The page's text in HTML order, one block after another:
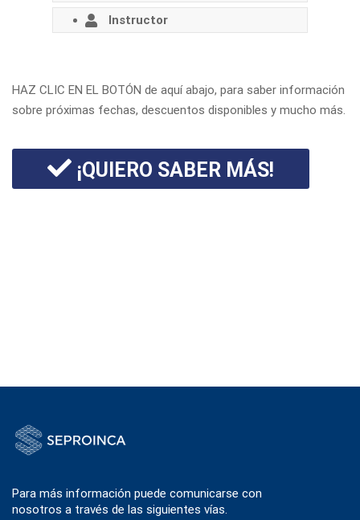
Instructor
HAZ CLIC EN EL BOTÓN de aquí abajo, para saber información
sobre próximas fechas, descuentos disponibles y mucho más.
¡QUIERO SABER MÁS!
Para más información puede comunicarse con
nosotros a través de las siguientes vías.